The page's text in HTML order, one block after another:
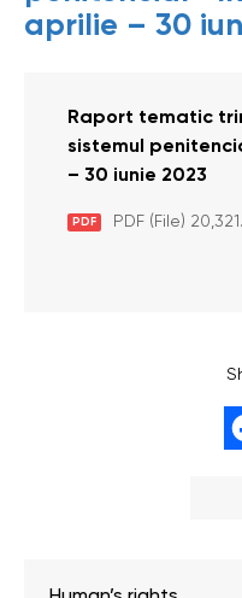
aprilie – 30
Raport tematic
sistemul
– 30 iunie 2023
PDF PDF (File)